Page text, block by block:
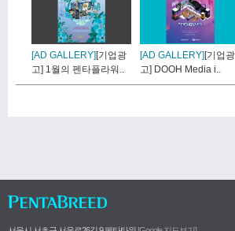
[AD GALLERY] [기업광
고] 1월의 펜타플라워..
[AD GALLERY] [기업광
고] DOOH Media i..